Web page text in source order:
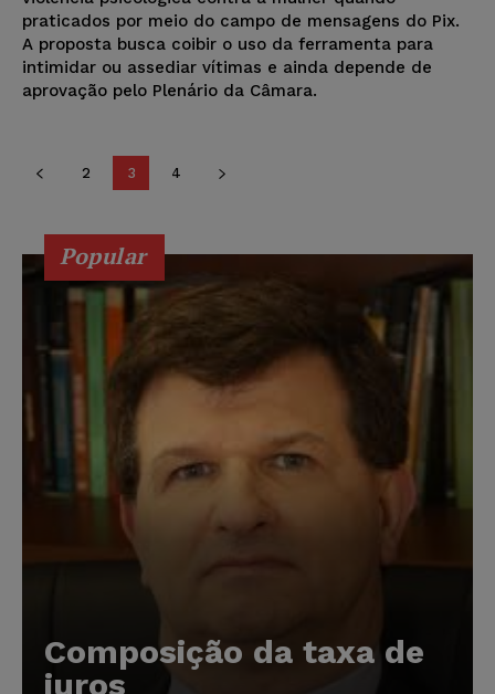
praticados por meio do campo de mensagens do Pix.
A proposta busca coibir o uso da ferramenta para
intimidar ou assediar vítimas e ainda depende de
aprovação pelo Plenário da Câmara.
2 3 4
Popular
Composição da taxa de
juros